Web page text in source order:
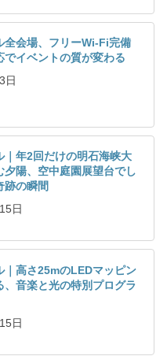
全会場、フリーWi-Fi完備
でイベントの質が変わる
日
｜年2回だけの明石海峡大
夕陽、空中庭園展望台でし
跡の瞬間
日
｜高さ25mのLEDマッピン
、音楽と光の特別プログラ
日